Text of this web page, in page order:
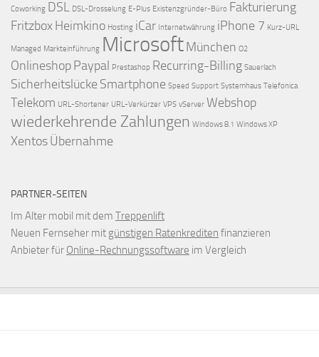
Coworking DSL DSL-Drosselung E-Plus Existenzgründer-Büro Fakturierung
Fritzbox Heimkino Hosting iCar Internetwährung iPhone 7 Kurz-URL
Managed Markteinführung Microsoft München O2
Onlineshop Paypal Prestashop Recurring-Billing Sauerlach
Sicherheitslücke Smartphone Speed Support Systemhaus Telefonica
Telekom URL-Shortener URL-Verkürzer VPS vServer Webshop
wiederkehrende Zahlungen Windows 8.1 Windows XP
XentosÜbernahme
PARTNER-SEITEN
Im Alter mobil mit dem Treppenlift
Neuen Fernseher mit günstigen Ratenkrediten finanzieren
Anbieter für Online-Rechnungssoftware im Vergleich